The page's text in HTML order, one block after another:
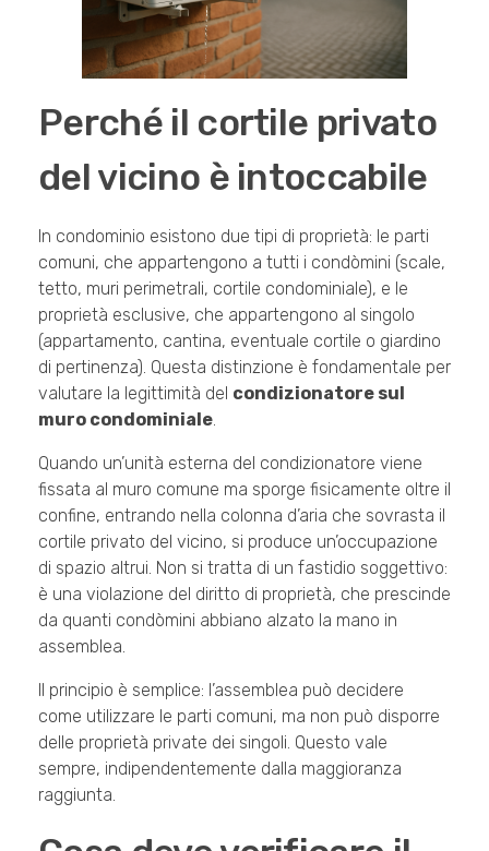
Perché il cortile privato
del vicino è intoccabile
In condominio esistono due tipi di proprietà: le parti
comuni, che appartengono a tutti i condòmini (scale,
tetto, muri perimetrali, cortile condominiale), e le
proprietà esclusive, che appartengono al singolo
(appartamento, cantina, eventuale cortile o giardino
di pertinenza). Questa distinzione è fondamentale per
valutare la legittimità del condizionatore sul
muro condominiale.
Quando un’unità esterna del condizionatore viene
fissata al muro comune ma sporge fisicamente oltre il
confine, entrando nella colonna d’aria che sovrasta il
cortile privato del vicino, si produce un’occupazione
di spazio altrui. Non si tratta di un fastidio soggettivo:
è una violazione del diritto di proprietà, che prescinde
da quanti condòmini abbiano alzato la mano in
assemblea.
Il principio è semplice: l’assemblea può decidere
come utilizzare le parti comuni, ma non può disporre
delle proprietà private dei singoli. Questo vale
sempre, indipendentemente dalla maggioranza
raggiunta.